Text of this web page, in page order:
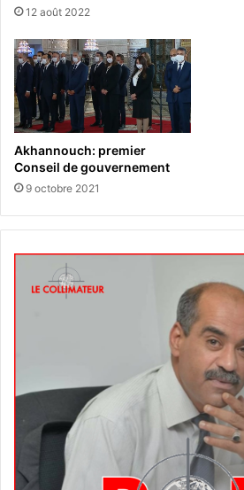
12 août 2022
Akhannouch: premier
Conseil de gouvernement
9 octobre 2021